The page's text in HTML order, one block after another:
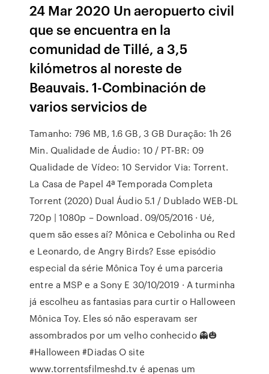
24 Mar 2020 Un aeropuerto civil
que se encuentra en la
comunidad de Tillé, a 3,5
kilómetros al noreste de
Beauvais. 1-Combinación de
varios servicios de
Tamanho: 796 MB, 1.6 GB, 3 GB Duração: 1h 26
Min. Qualidade de Áudio: 10 / PT-BR: 09
Qualidade de Vídeo: 10 Servidor Via: Torrent.
La Casa de Papel 4ª Temporada Completa
Torrent (2020) Dual Áudio 5.1 / Dublado WEB-DL
720p | 1080p – Download. 09/05/2016 · Ué,
quem são esses aí? Mônica e Cebolinha ou Red
e Leonardo, de Angry Birds? Esse episódio
especial da série Mônica Toy é uma parceria
entre a MSP e a Sony E 30/10/2019 · A turminha
já escolheu as fantasias para curtir o Halloween
Mônica Toy. Eles só não esperavam ser
assombrados por um velho conhecido 👻🎃
#Halloween #Diadas O site
www.torrentsfilmeshd.tv é apenas um